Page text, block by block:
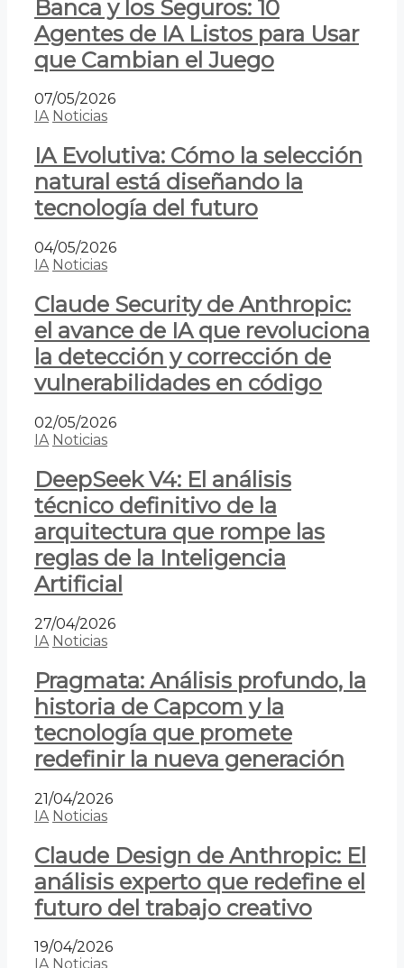
Banca y los Seguros: 10
Agentes de IA Listos para Usar
que Cambian el Juego
07/05/2026
IA Noticias
IA Evolutiva: Cómo la selección
natural está diseñando la
tecnología del futuro
04/05/2026
IA Noticias
Claude Security de Anthropic:
el avance de IA que revoluciona
la detección y corrección de
vulnerabilidades en código
02/05/2026
IA Noticias
DeepSeek V4: El análisis
técnico definitivo de la
arquitectura que rompe las
reglas de la Inteligencia
Artificial
27/04/2026
IA Noticias
Pragmata: Análisis profundo, la
historia de Capcom y la
tecnología que promete
redefinir la nueva generación
21/04/2026
IA Noticias
Claude Design de Anthropic: El
análisis experto que redefine el
futuro del trabajo creativo
19/04/2026
IA Noticias